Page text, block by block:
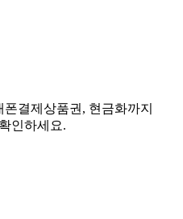
결제상품권, 현금화까지
인하세요.